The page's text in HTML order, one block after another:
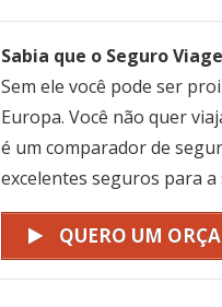
Sabia que o Seguro
Sem ele você pode ser
Europa. Você não quer
é um comparador de
excelentes seguros para
QUERO UM